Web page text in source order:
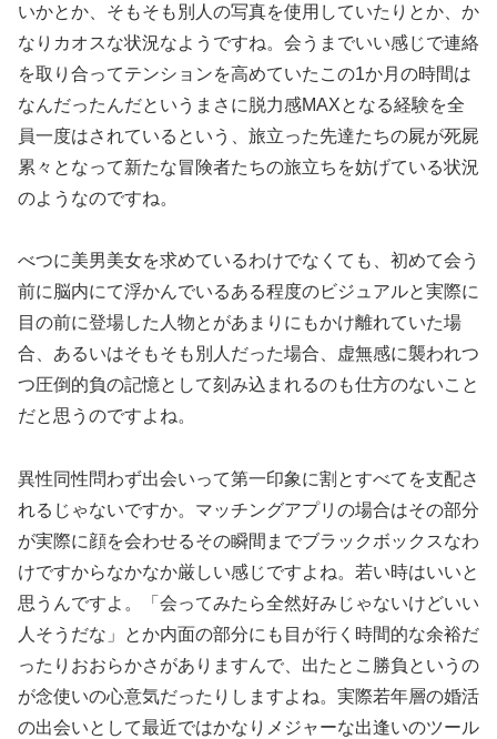
いかとか、そもそも別人の写真を使用していたりとか、か
なりカオスな状況なようですね。会うまでいい感じで連絡
を取り合ってテンションを高めていたこの1か月の時間は
なんだったんだというまさに脱力感MAXとなる経験を全
員一度はされているという、旅立った先達たちの屍が死屍
累々となって新たな冒険者たちの旅立ちを妨げている状況
のようなのですね。
べつに美男美女を求めているわけでなくても、初めて会う
前に脳内にて浮かんでいるある程度のビジュアルと実際に
目の前に登場した人物とがあまりにもかけ離れていた場
合、あるいはそもそも別人だった場合、虚無感に襲われつ
つ圧倒的負の記憶として刻み込まれるのも仕方のないこと
だと思うのですよね。
異性同性問わず出会いって第一印象に割とすべてを支配さ
れるじゃないですか。マッチングアプリの場合はその部分
が実際に顔を会わせるその瞬間までブラックボックスなわ
けですからなかなか厳しい感じですよね。若い時はいいと
思うんですよ。「会ってみたら全然好みじゃないけどいい
人そうだな」とか内面の部分にも目が行く時間的な余裕だ
ったりおおらかさがありますんで、出たとこ勝負というの
が念使いの心意気だったりしますよね。実際若年層の婚活
の出会いとして最近ではかなりメジャーな出逢いのツール